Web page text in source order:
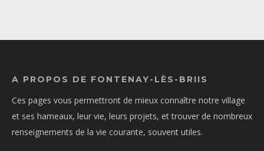
A PROPOS DE FONTENAY-LÈS-BRIIS
Ces pages vous permettront de mieux connaître notre village
et ses hameaux, leur vie, leurs projets, et trouver de nombreux
renseignements de la vie courante, souvent utiles.